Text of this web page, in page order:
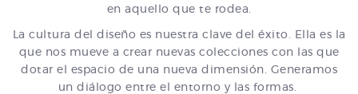
en aquello que te rodea.
La cultura del diseño es nuestra clave del éxito. Ella es la
que nos mueve a crear nuevas colecciones con las que
dotar el espacio de una nueva dimensión. Generamos
un diálogo entre el entorno y las formas.